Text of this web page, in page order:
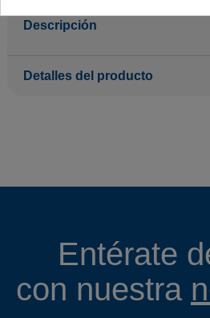
Descripción
Detalles del producto
Entérate
con nuestra